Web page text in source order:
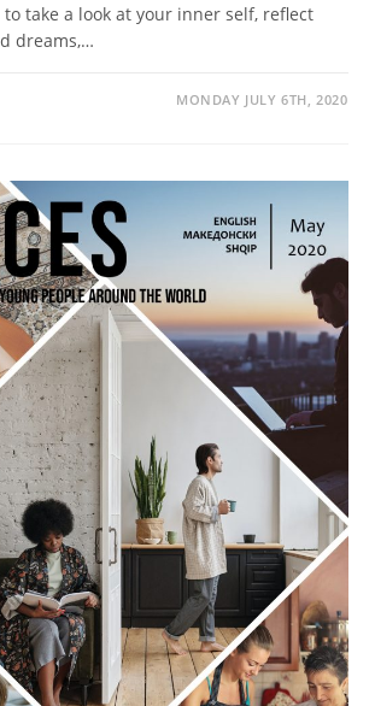
take a look at your inner self, reflect
dreams,…
MONDAY JULY 6TH, 2020